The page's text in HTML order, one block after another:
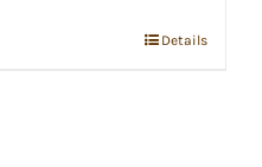
Details